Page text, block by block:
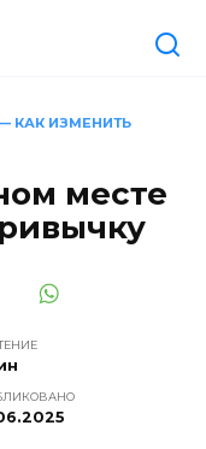
КАК ИЗМЕНИТЬ
месте